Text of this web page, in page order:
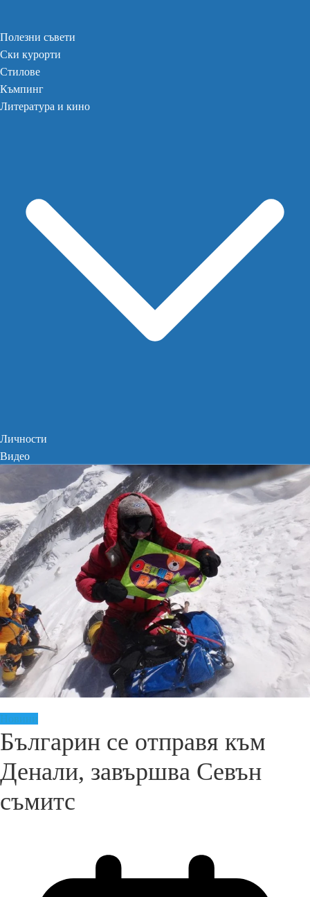
Полезни съвети
Ски курорти
Стилове
Къмпинг
Литература и кино
Личности
Видео
Новини
Българин се отправя към
Денали, завършва Севън
съмитс